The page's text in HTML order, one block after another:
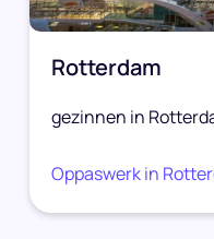
Rotterdam
gezinnen in
Oppaswerk in